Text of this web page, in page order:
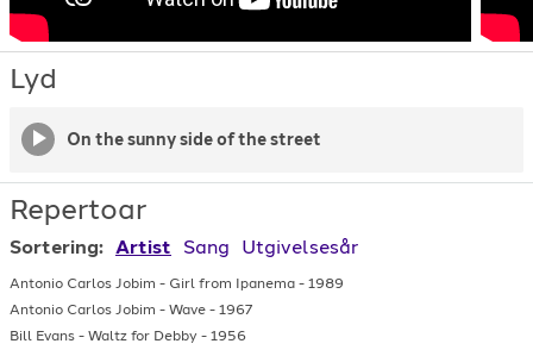
Lyd
On the sunny side of the street
Repertoar
Sortering: Artist Sang Utgivelsesår
Antonio Carlos Jobim - Girl from Ipanema - 1989
Antonio Carlos Jobim - Wave - 1967
Bill Evans - Waltz for Debby - 1956